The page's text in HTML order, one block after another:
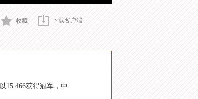
收藏 下载客户端
15.466获得冠军，中